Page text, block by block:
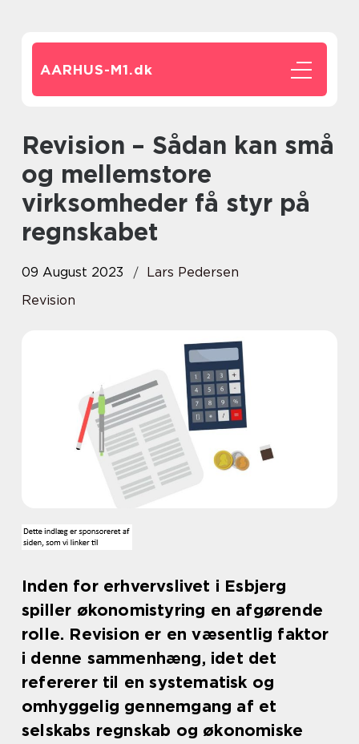
AARHUS-M1.dk
Revision – Sådan kan små
og mellemstore
virksomheder få styr på
regnskabet
09 August 2023
Lars Pedersen
Revision
Inden for erhvervslivet i Esbjerg
spiller økonomistyring en afgørende
rolle. Revision er en væsentlig faktor
i denne sammenhæng, idet det
refererer til en systematisk og
omhyggelig gennemgang af et
selskabs regnskab og økonomiske